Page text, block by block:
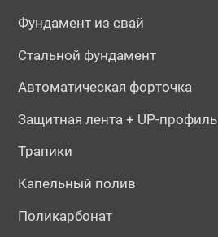
Фундамент из свай
Стальной фундамент
Автоматическая форточка
Защитная лента + UP-профиль
Трапики
Капельный полив
Поликарбонат